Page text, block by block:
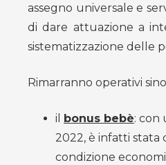
assegno universale e
di dare attuazione a
sistematizzazione delle
Rimarranno operativi
il bonus bebè: con
2022, è infatti stata
condizione